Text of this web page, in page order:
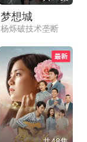
梦想城
杨烁破技术垄断